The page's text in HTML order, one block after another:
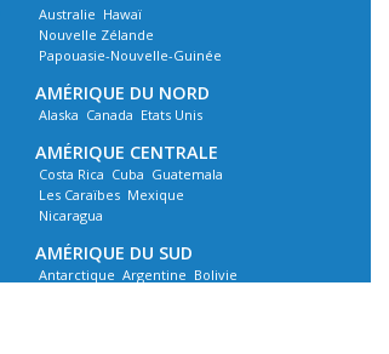
Australie Hawaï
Nouvelle Zélande
Papouasie-Nouvelle-Guinée
AMÉRIQUE DU NORD
Alaska Canada Etats Unis
AMÉRIQUE CENTRALE
Costa Rica Cuba Guatemala
Les Caraïbes Mexique
Nicaragua
AMÉRIQUE DU SUD
Antarctique Argentine Bolivie